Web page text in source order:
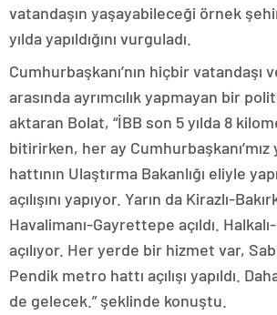
vatandaşın yaşayabileceği örnek
yılda yapıldığını vurguladı.
Cumhurbaşkanı’nın hiçbir vatandaşı
arasında ayrımcılık yapmayan bir
aktaran Bolat, “İBB son 5 yılda 8
bitirirken, her ay
hattının Ulaştırma Bakanlığı eliyle
açılışını yapıyor. Yarın da Kirazlı-
Havalimanı-Gayrettepe açıldı.
açılıyor. Her yerde bir hizmet var,
Pendik metro hattı açılışı yapıldı.
de gelecek.” şeklinde konuştu.